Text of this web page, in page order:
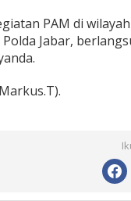
PAM di
Jabar,